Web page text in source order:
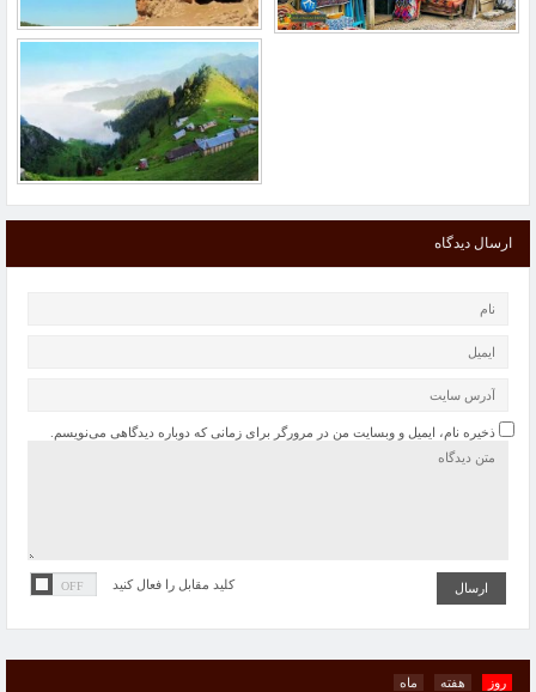
ارسال دیدگاه
ذخیره نام، ایمیل و وبسایت من در مرورگر برای زمانی که دوباره دیدگاهی می‌نویسم.
کلید مقابل را فعال کنید
روز هفته ماه
حل مسائل کلیدی کشور به دانشگاه‌ها سپرده شود
ایران و چین در مورد مسائل منطقه ای اشتراک مواضع دارند
قراردادهایی به ارزش ۵۰۰ میلیون دلار با دانش‌بنیان‌ها امضا می‌شود
آیین یلدا می‌شوند